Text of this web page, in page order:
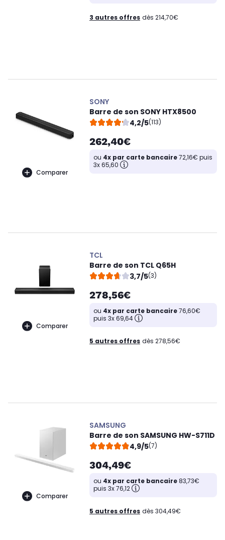
3 autres offres dès 214,70€
Comparer
SONY
Barre de son SONY HTX8500
4,2/5(113)
262,40€
ou 4x par carte bancaire72,16€ puis
3x 65,60
Comparer
TCL
Barre de son TCL Q65H
3,7/5(3)
278,56€
ou 4x par carte bancaire76,60€
puis 3x 69,64
5 autres offres dès 278,56€
Comparer
SAMSUNG
Barre de son SAMSUNG HW-S711D
4,9/5(7)
304,49€
ou 4x par carte bancaire83,73€
puis 3x 76,12
5 autres offres dès 304,49€